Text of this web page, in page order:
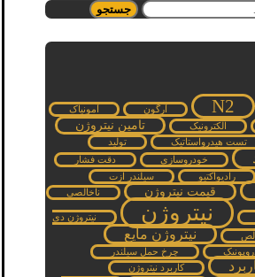
N2 آرگون آمونیاک
الکترونیک تامین نیتروژن
تست هیدرواستاتیک
تولید
خودروسازی
دقت فشار
رادیواکتیو
سیلندر ازت
قیمت نیتروژن ناخالصی
نیتروژن
نیتروژن دی
نیتروژن مایع
چرخ حمل سیلندر
کاربرد نیتروژن